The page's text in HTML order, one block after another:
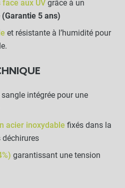
aux UV grâce à un
(Garantie 5 ans)
et résistante à l’humidité pour
sangle intégrée pour une
acier inoxydable fixés dans la
déchirures
garantissant une tension